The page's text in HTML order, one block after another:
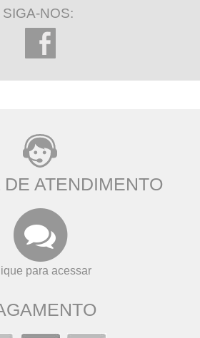
SIGA-NOS:
ATENDIMENTO
para acessar